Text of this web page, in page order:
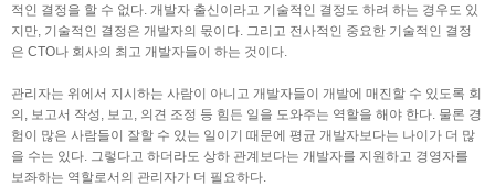
적인 결정을 할 수 없다. 개발자 출신이라고 기술적인 결정도 하려 하는 경우도 있
지만, 기술적인 결정은 개발자의 몫이다. 그리고 전사적인 중요한 기술적인 결정
은 CTO나 회사의 최고 개발자들이 하는 것이다.
관리자는 위에서 지시하는 사람이 아니고 개발자들이 개발에 매진할 수 있도록 회
의, 보고서 작성, 보고, 의견 조정 등 힘든 일을 도와주는 역할을 해야 한다. 물론 경
험이 많은 사람들이 잘할 수 있는 일이기 때문에 평균 개발자보다는 나이가 더 많
을 수는 있다. 그렇다고 하더라도 상하 관계보다는 개발자를 지원하고 경영자를
보좌하는 역할로서의 관리자가 더 필요하다.